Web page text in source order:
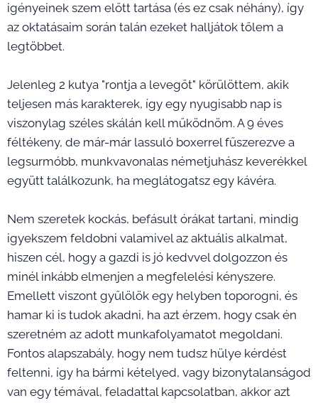
igényeinek szem előtt tartása (és ez csak néhány), így
az oktatásaim során talán ezeket halljátok tőlem a
legtöbbet.
Jelenleg 2 kutya "rontja a levegőt" körülöttem, akik
teljesen más karakterek, így egy nyugisabb nap is
viszonylag széles skálán kell működnöm. A 9 éves
féltékeny, de már-már lassuló boxerrel fűszerezve a
legsurmóbb, munkvavonalas németjuhász keverékkel
együtt találkozunk, ha meglátogatsz egy kávéra.
Nem szeretek kockás, befásult órákat tartani, mindig
igyekszem feldobni valamivel az aktuális alkalmat,
hiszen cél, hogy a gazdi is jó kedvvel dolgozzon és
minél inkább elmenjen a megfelelési kényszere.
Emellett viszont gyűlölök egy helyben toporogni, és
hamar ki is tudok akadni, ha azt érzem, hogy csak én
szeretném az adott munkafolyamatot megoldani.
Fontos alapszabály, hogy nem tudsz hülye kérdést
feltenni, így ha bármi kételyed, vagy bizonytalanságod
van egy témával, feladattal kapcsolatban, akkor azt